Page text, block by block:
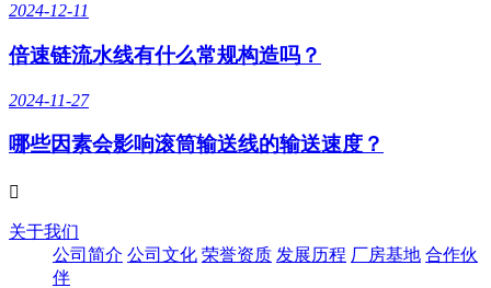
2024-12-11
倍速链流水线有什么常规构造吗？
2024-11-27
哪些因素会影响滚筒输送线的输送速度？

关于我们
公司简介 公司文化 荣誉资质 发展历程 厂房基地 合作伙
伴